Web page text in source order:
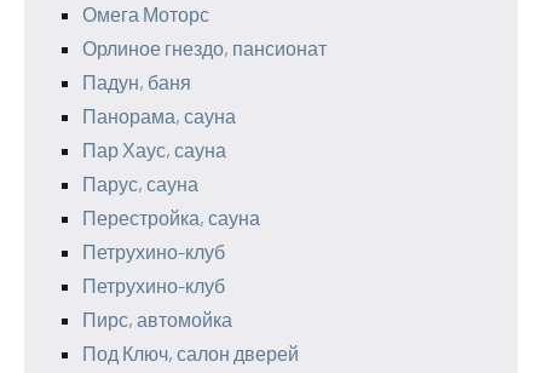
Омега Моторс
Орлиное гнездо, пансионат
Падун, баня
Панорама, сауна
Пар Хаус, сауна
Парус, сауна
Перестройка, сауна
Петрухино-клуб
Петрухино-клуб
Пирс, автомойка
Под Ключ, салон дверей